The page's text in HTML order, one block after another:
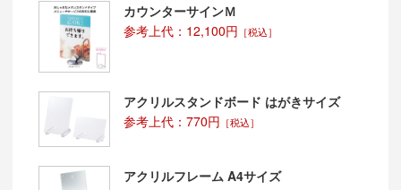
カウンターサインＭ
参考上代：12,100円 ［税込］
アクリルスタンドボード はがきサイズ
参考上代：770円 ［税込］
アクリルフレーム A4サイズ